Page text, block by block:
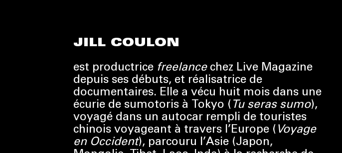
JILL COULON
est productrice freelancechez Live Magazine
depuis ses débuts, et réalisatrice de
documentaires. Elle a vécu huit mois dans une
écurie de sumotoris à Tokyo (Tu seras sumo),
voyagé dans un autocar rempli de touristes
chinois voyageant à travers l’Europe (Voyage
en Occident), parcouru l’Asie (Japon,